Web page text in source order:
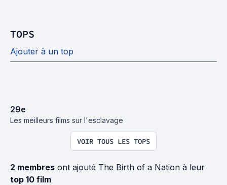
TOPS
Ajouter à un top
29e
Les meilleurs films sur l'esclavage
VOIR TOUS LES TOPS
2 membres ont ajouté The Birth of a Nation à leur
top 10 film